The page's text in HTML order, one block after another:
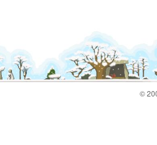
©